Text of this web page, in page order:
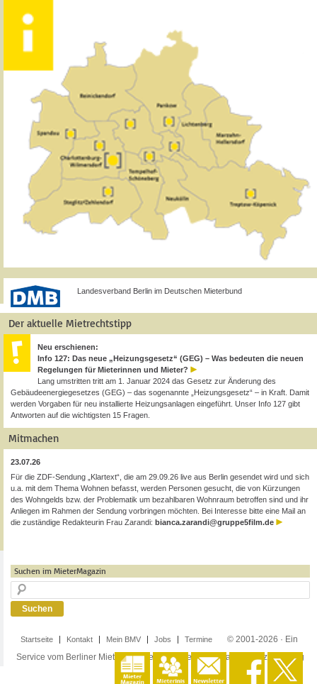
Landesverband Berlin im Deutschen Mieterbund
Der aktuelle Mietrechtstipp
Neu erschienen:
Info 127: Das neue „Heizungsgesetz“ (GEG) – Was bedeuten die neuen
Regelungen für Mieterinnen und Mieter?
Lang umstritten tritt am 1. Januar 2024 das Gesetz zur Änderung des
Gebäudeenergiegesetzes (GEG) – das sogenannte „Heizungsgesetz“ – in Kraft. Damit
werden Vorgaben für neu installierte Heizungsanlagen eingeführt. Unser Info 127 gibt
Antworten auf die wichtigsten 15 Fragen.
Mitmachen
23.07.26
Für die ZDF-Sendung „Klartext“, die am 29.09.26 live aus Berlin gesendet wird und sich
u.a. mit dem Thema Wohnen befasst, werden Personen gesucht, die von Kürzungen
des Wohngelds bzw. der Problematik um bezahlbaren Wohnraum betroffen sind und ihr
Anliegen im Rahmen der Sendung vorbringen möchten. Bei Interesse bitte eine Mail an
die zuständige Redakteurin Frau Zarandi: bianca.zarandi@gruppe5film.de
Suchen im MieterMagazin
Startseite Kontakt Mein BMV Jobs Termine
© 2001-2026 · Ein
Service vom Berliner Mieterverein e.V. · Impressum·Datenschutzerklärung